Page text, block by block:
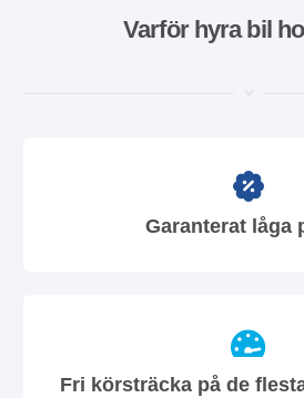
Varför hyra bil
Garanterat låga
Fri körsträcka på de